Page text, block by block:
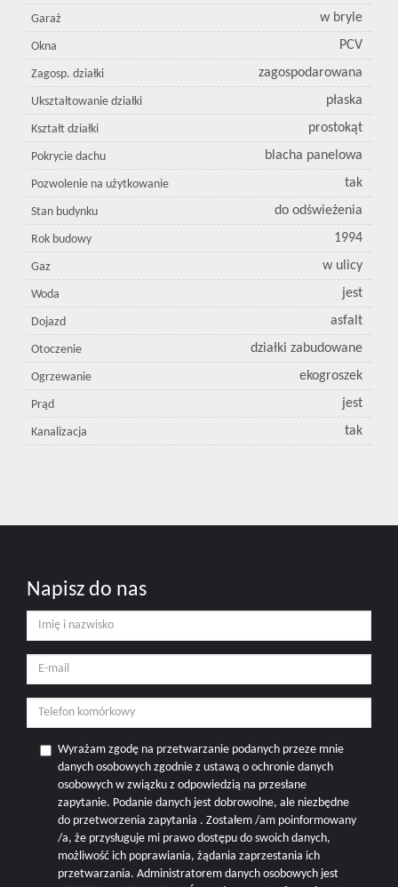
Garaż w bryle
Okna PCV
Zagosp. działki zagospodarowana
Ukształtowanie działki płaska
Kształt działki prostokąt
Pokrycie dachu blacha panelowa
Pozwolenie na użytkowanie tak
Stan budynku do odświeżenia
Rok budowy 1994
Gaz w ulicy
Woda jest
Dojazd asfalt
Otoczenie działki zabudowane
Ogrzewanie ekogroszek
Prąd jest
Kanalizacja tak
Napisz do nas
Wyrażam zgodę na przetwarzanie podanych przeze mnie
danych osobowych zgodnie z ustawą o ochronie danych
osobowych w związku z odpowiedzią na przesłane
zapytanie. Podanie danych jest dobrowolne, ale niezbędne
do przetworzenia zapytania . Zostałem /am poinformowany
/a, że przysługuje mi prawo dostępu do swoich danych,
możliwość ich poprawiania, żądania zaprzestania ich
przetwarzania. Administratorem danych osobowych jest